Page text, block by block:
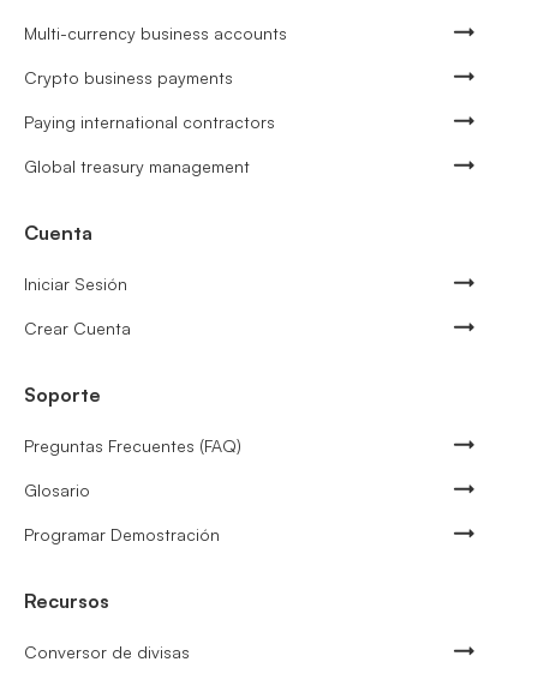
Multi-currency business accounts
Crypto business payments
Paying international contractors
Global treasury management
Cuenta
Iniciar Sesión
Crear Cuenta
Soporte
Preguntas Frecuentes (FAQ)
Glosario
Programar Demostración
Recursos
Conversor de divisas